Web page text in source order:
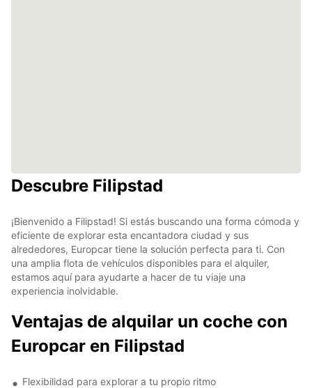
Descubre Filipstad
¡Bienvenido a Filipstad! Si estás buscando una forma cómoda y
eficiente de explorar esta encantadora ciudad y sus
alrededores, Europcar tiene la solución perfecta para ti. Con
una amplia flota de vehículos disponibles para el alquiler,
estamos aquí para ayudarte a hacer de tu viaje una
experiencia inolvidable.
Ventajas de alquilar un coche con
Europcar en Filipstad
Flexibilidad para explorar a tu propio ritmo